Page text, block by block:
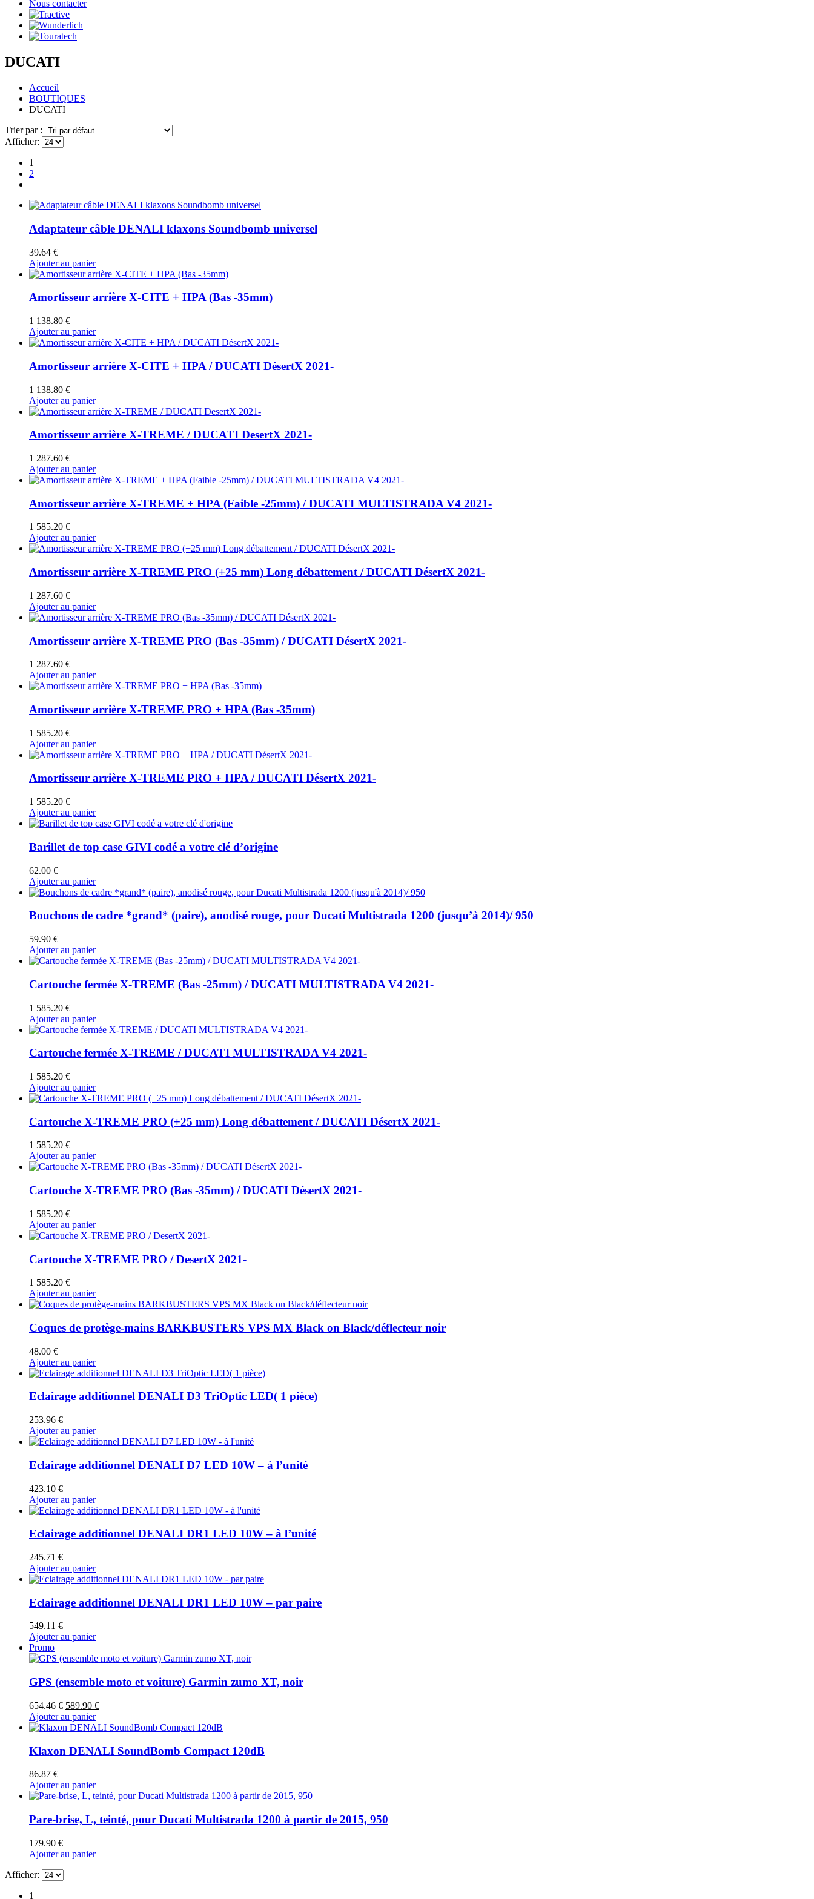
Nous contacter
DUCATI
Accueil
BOUTIQUES
DUCATI
Trier par :
Afficher:
1
2
Adaptateur câble DENALI klaxons Soundbomb universel
39.64 €
Ajouter au panier
Amortisseur arrière X-CITE + HPA (Bas -35mm)
1 138.80 €
Ajouter au panier
Amortisseur arrière X-CITE + HPA / DUCATI DésertX 2021-
1 138.80 €
Ajouter au panier
Amortisseur arrière X-TREME / DUCATI DesertX 2021-
1 287.60 €
Ajouter au panier
Amortisseur arrière X-TREME + HPA (Faible -25mm) / DUCATI MULTISTRADA V4 2021-
1 585.20 €
Ajouter au panier
Amortisseur arrière X-TREME PRO (+25 mm) Long débattement / DUCATI DésertX 2021-
1 287.60 €
Ajouter au panier
Amortisseur arrière X-TREME PRO (Bas -35mm) / DUCATI DésertX 2021-
1 287.60 €
Ajouter au panier
Amortisseur arrière X-TREME PRO + HPA (Bas -35mm)
1 585.20 €
Ajouter au panier
Amortisseur arrière X-TREME PRO + HPA / DUCATI DésertX 2021-
1 585.20 €
Ajouter au panier
Barillet de top case GIVI codé a votre clé d’origine
62.00 €
Ajouter au panier
Bouchons de cadre *grand* (paire), anodisé rouge, pour Ducati Multistrada 1200 (jusqu’à 2014)/ 950
59.90 €
Ajouter au panier
Cartouche fermée X-TREME (Bas -25mm) / DUCATI MULTISTRADA V4 2021-
1 585.20 €
Ajouter au panier
Cartouche fermée X-TREME / DUCATI MULTISTRADA V4 2021-
1 585.20 €
Ajouter au panier
Cartouche X-TREME PRO (+25 mm) Long débattement / DUCATI DésertX 2021-
1 585.20 €
Ajouter au panier
Cartouche X-TREME PRO (Bas -35mm) / DUCATI DésertX 2021-
1 585.20 €
Ajouter au panier
Cartouche X-TREME PRO / DesertX 2021-
1 585.20 €
Ajouter au panier
Coques de protège-mains BARKBUSTERS VPS MX Black on Black/déflecteur noir
48.00 €
Ajouter au panier
Eclairage additionnel DENALI D3 TriOptic LED( 1 pièce)
253.96 €
Ajouter au panier
Eclairage additionnel DENALI D7 LED 10W – à l’unité
423.10 €
Ajouter au panier
Eclairage additionnel DENALI DR1 LED 10W – à l’unité
245.71 €
Ajouter au panier
Eclairage additionnel DENALI DR1 LED 10W – par paire
549.11 €
Ajouter au panier
Promo
GPS (ensemble moto et voiture) Garmin zumo XT, noir
654.46€ Le
prix
initial
654.46 €.
589.90 €Le
actuel
589.90 €.
Ajouter au panier
Klaxon DENALI SoundBomb Compact 120dB
86.87 €
Ajouter au panier
Pare-brise, L, teinté, pour Ducati Multistrada 1200 à partir de 2015, 950
179.90 €
Ajouter au panier
Afficher:
1